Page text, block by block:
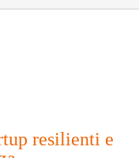
resilienti e